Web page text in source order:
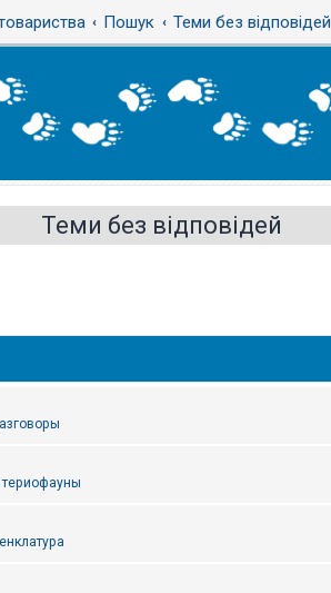
Пошук Теми без відповідей
Теми без відповідей
териофауны